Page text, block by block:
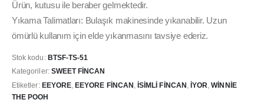
Ürün, kutusu ile beraber gelmektedir.
Yıkama Talimatları: Bulaşık makinesinde yıkanabilir. Uzun
ömürlü kullanım için elde yıkanmasını tavsiye ederiz.
Stok kodu: BTSF-TS-51
Kategoriler: SWEET FINCAN
Etiketler: EEYORE, EEYORE FINCAN , İSIMLI FINCAN , IYOR,WINNIE
THE POOH